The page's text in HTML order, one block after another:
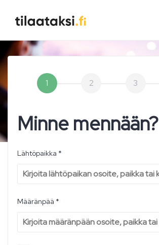
1 2 3
Minne mennään?
Lähtöpaikka *
Määränpää *